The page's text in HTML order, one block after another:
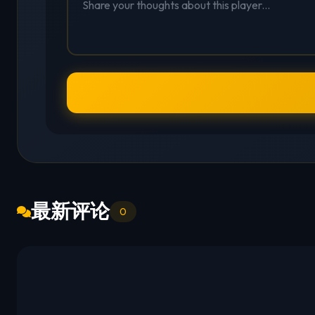
最新评论 0